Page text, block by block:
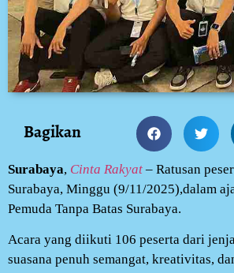
Bagikan
Surabaya, Cinta Rakyat – Ratusan
Surabaya, Minggu (9/11/2025),dalam
Pemuda Tanpa Batas Surabaya.
Acara yang diikuti 106 peserta dari
suasana penuh semangat, kreativitas,